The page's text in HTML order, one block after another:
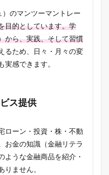
のマンツーマントレー
目的としています。学
から、実践、そして習慣
るため、日々・月々の変
感できます。
ス提供
ローン・投資・株・不動
お金の知識（金融リテラ
ような金融商品を紹介・
ません。